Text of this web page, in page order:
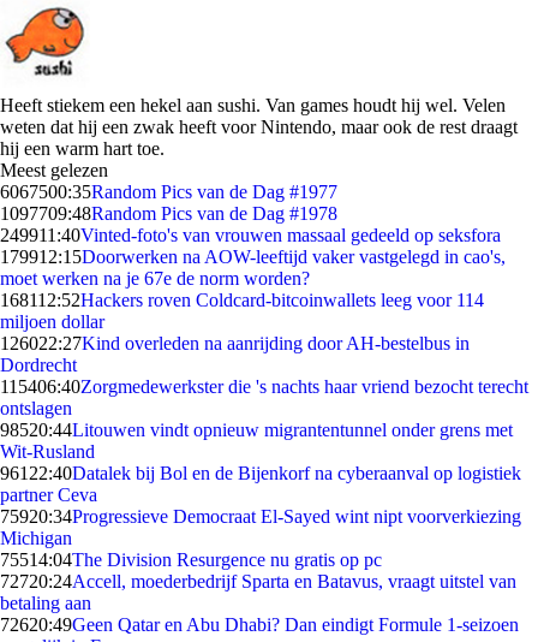
Heeft stiekem een hekel aan sushi. Van games houdt hij wel. Velen
weten dat hij een zwak heeft voor Nintendo, maar ook de rest draagt
hij een warm hart toe.
Meest gelezen
6067500:35Random Pics van de Dag #1977
1097709:48Random Pics van de Dag #1978
249911:40Vinted-foto's van vrouwen massaal gedeeld op seksfora
179912:15Doorwerken na AOW-leeftijd vaker vastgelegd in cao's,
moet werken na je 67e de norm worden?
168112:52Hackers roven Coldcard-bitcoinwallets leeg voor 114
miljoen dollar
126022:27Kind overleden na aanrijding door AH-bestelbus in
Dordrecht
115406:40Zorgmedewerkster die 's nachts haar vriend bezocht terecht
ontslagen
98520:44Litouwen vindt opnieuw migrantentunnel onder grens met
Wit-Rusland
961 22:40Datalek bij Bol en de Bijenkorf na cyberaanval op logistiek
partner Ceva
75920:34Progressieve Democraat El-Sayed wint nipt voorverkiezing
Michigan
75514:04The Division Resurgence nu gratis op pc
72720:24Accell, moederbedrijf Sparta en Batavus, vraagt uitstel van
betaling aan
72620:49Geen Qatar en Abu Dhabi? Dan eindigt Formule 1-seizoen